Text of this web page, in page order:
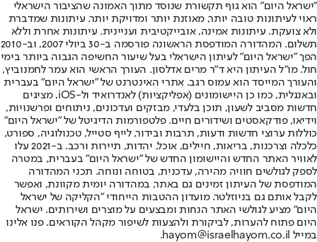
"ישראל היום" הוא גוף תקשורת שנוסד מתוך האמונה שהציבור הישראלי
ראוי לעיתונות טובה יותר, מאוזנת יותר ומדויקת יותר. עיתונות שמדברת
ולא צועקת. עיתונות אמינה, אובייקטיבית ועניינית. עיתונות אחרת וללא
תשלום. המהדורה המודפסת הראשונה פורסמה ב-30 ביולי 2007, וב-2010
הפך "ישראל היום" לעיתון הישראלי בעל שיעור החשיפה הגבוה ביותר בימי
חול. מו"ל העיתון היא ד"ר מרים אדלסון. העורך הראשי הוא עמר לחמנוביץ,
והעורך המייסד הוא עמוס רגב. אתרי האינטרנט של "ישראל היום" בעברית
ובאנגלית, כמו כן היישומונים (אפליקציות) לאנדרואיד ול-iOS, מציגים
חדשות מסביב לשעון, תוכן בלעדי, מבזקים ועדכונים, ניתוחים ופרשנויות,
וידיאו, פודקאסטים ושידורים חיים. פלטפורמות הדיגיטל של "ישראל היום"
כוללות ערוצי חדשות ודעות, תרבות ובידור, לייף סטייל, טכנולוגיה, ספורט,
כלכלה וצרכנות, בריאות, חיילים, אוכל, יהדות, תיירות ורכב. ב-2021 עלו
לאוויר האתר החדש והיישומון החדש של "ישראל היום" בעברית, במטרה
לספק לגולשים חוויה מהירה, עדכנית, בטוחה ונוחה. תכני המהדורה
המודפסת של העיתון זמינים גם באתר, במהדורה יומית מקוונת, ואפשר
לקבל אותם גם בניוזלטר. מועדון ההטבות הייחודי "הקליקה של ישראל
היום" מציע לגולשי האתר הנחות ומבצעים על מוצרים ושירותים. ישראל
היום פתוח להערות, לביקורת ולהצעות לשיפור מקהל הקוראים. פנו אלינו
במייל hayom@israelhayom.co.il.